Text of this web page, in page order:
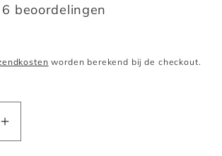
6 beoordelingen
worden berekend bij de checkout.
Aantal